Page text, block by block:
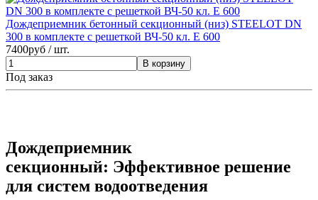
Дождеприемник бетонный секционный (низ) STEELOT DN
300 в комплекте с решеткой ВЧ-50 кл. E 600
7400руб / шт.
Под заказ
Дождеприемник
секционный: Эффективное решение
для систем водоотведения